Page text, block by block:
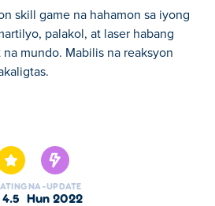
skill game na hahamon sa iyong
palakol, at laser habang
mundo. Mabilis na reaksyon
4.5
NA-UPDATE
Hun 2022